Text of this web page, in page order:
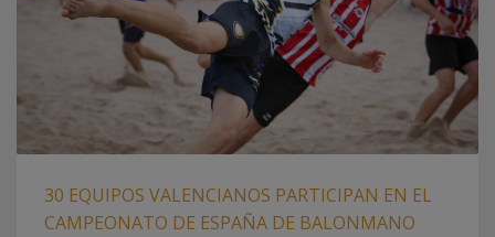
30 EQUIPOS VALENCIANOS PARTICIPAN EN EL
CAMPEONATO DE ESPAÑA DE BALONMANO